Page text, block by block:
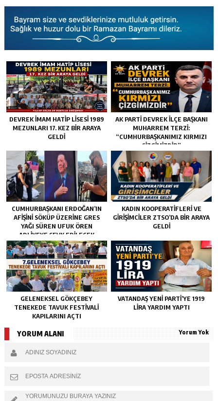
DEVREK İMAM HATİP LİSESİ 1989
MEZUNLARI 17. KEZ BİR ARAYA
GELDİ
AK PARTİ DEVREK İLÇE BAŞKANI
MUHARREM TERZİ:
“CUMHURBAŞKANIMIZ KIRMIZI
ÇİZGİMİZDİR”
CUMHURBAŞKANI ERDOĞAN’IN
AFIŞINI SÖKÜP ÜZERINE GRES
YAĞI SÜREN UFUK ÖREN
ADLIYEYE SEVK EDILECEK
KADIN KOOPERATİFLERİ VE
GİRİŞİMCİLER ZTSO’DA BİR ARAYA
GELDİ
GELENEKSEL GÖKÇEBEY
TENEKEDE TAVUK FESTIVALI
KAPILARINI AÇTI
VATANDAŞ YENİ PARTİ’YE 1919
LİRA YARDIM YAPTI
YORUM ALANI Yorum Yok